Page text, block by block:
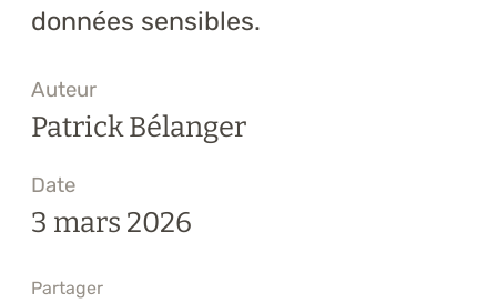
données sensibles.
Auteur
Patrick Bélanger
Date
3 mars 2026
Partager